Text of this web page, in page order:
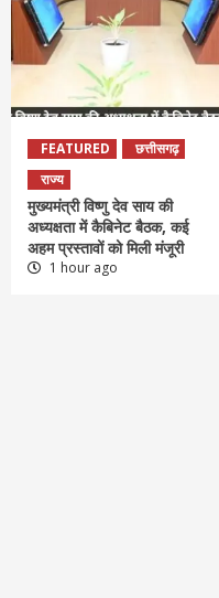
FEATURED
छत्तीसगढ़
राज्य
मुख्यमंत्री विष्णु देव साय की
अध्यक्षता में कैबिनेट बैठक, कई
अहम प्रस्तावों को मिली मंजूरी
1 hour ago